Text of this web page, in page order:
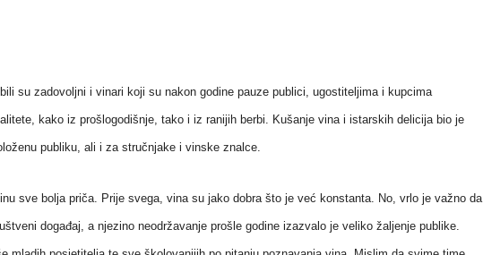
su zadovoljni i vinari koji su nakon godine pauze publici, ugostiteljima i kupcima
kako iz prošlogodišnje, tako i iz ranijih berbi. Kušanje vina i istarskih delicija bio je
publiku, ali i za stručnjake i vinske znalce.
sve bolja priča. Prije svega, vina su jako dobra što je već konstanta. No, vrlo je važno da
događaj, a njezino neodržavanje prošle godine izazvalo je veliko žaljenje publike.